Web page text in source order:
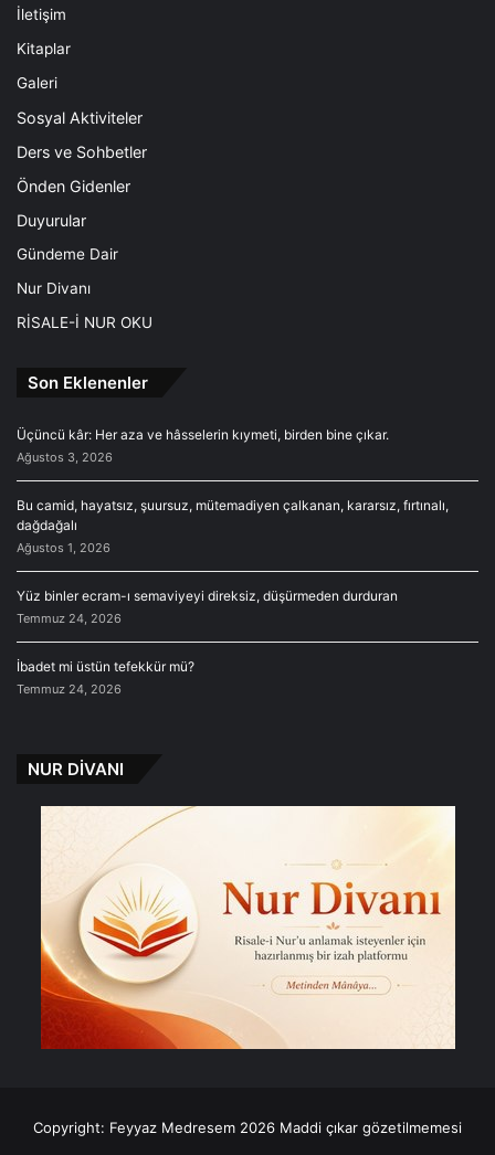
İletişim
Kitaplar
Galeri
Sosyal Aktiviteler
Ders ve Sohbetler
Önden Gidenler
Duyurular
Gündeme Dair
Nur Divanı
RİSALE-İ NUR OKU
Son Eklenenler
Üçüncü kâr: Her aza ve hâsselerin kıymeti, birden bine çıkar.
Ağustos 3, 2026
Bu camid, hayatsız, şuursuz, mütemadiyen çalkanan, kararsız, fırtınalı,
dağdağalı
Ağustos 1, 2026
Yüz binler ecram-ı semaviyeyi direksiz, düşürmeden durduran
Temmuz 24, 2026
İbadet mi üstün tefekkür mü?
Temmuz 24, 2026
NUR DİVANI
Copyright: Feyyaz Medresem 2026 Maddi çıkar gözetilmemesi